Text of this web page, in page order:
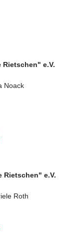
Rietschen" e.V.
Noack
Rietschen" e.V.
Roth